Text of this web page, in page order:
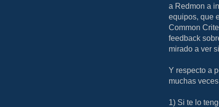
a Redmon a
equipos, que
Common
feedback
mirado a ver
Y respecto a
muchas
1) Si te lo